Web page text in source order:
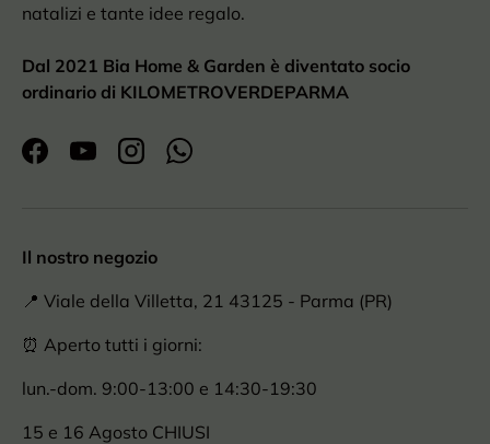
natalizi e tante idee regalo.
Dal 2021 Bia Home & Garden è diventato socio
ordinario di KILOMETROVERDEPARMA
FacebookYouTubeInstagramWhatsApp
Il nostro negozio
📍 Viale della Villetta, 21 43125 - Parma (PR)
⏰ Aperto tutti i giorni:
lun.-dom. 9:00-13:00 e 14:30-19:30
15 e 16 Agosto CHIUSI